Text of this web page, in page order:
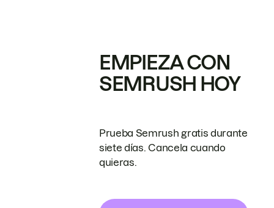
EMPIEZA CON
SEMRUSH HOY
Prueba Semrush gratis durante
siete días. Cancela cuando
quieras.